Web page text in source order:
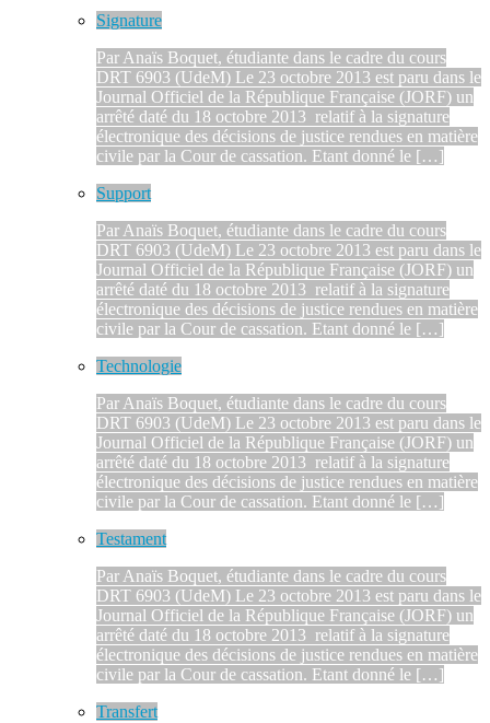
Signature
Par Anaïs Boquet, étudiante dans le cadre du cours
DRT 6903 (UdeM) Le 23 octobre 2013 est paru dans le
Journal Officiel de la République Française (JORF) un
arrêté daté du 18 octobre 2013 relatif à la signature
électronique des décisions de justice rendues en matière
civile par la Cour de cassation. Etant donné le […]
Support
Par Anaïs Boquet, étudiante dans le cadre du cours
DRT 6903 (UdeM) Le 23 octobre 2013 est paru dans le
Journal Officiel de la République Française (JORF) un
arrêté daté du 18 octobre 2013 relatif à la signature
électronique des décisions de justice rendues en matière
civile par la Cour de cassation. Etant donné le […]
Technologie
Par Anaïs Boquet, étudiante dans le cadre du cours
DRT 6903 (UdeM) Le 23 octobre 2013 est paru dans le
Journal Officiel de la République Française (JORF) un
arrêté daté du 18 octobre 2013 relatif à la signature
électronique des décisions de justice rendues en matière
civile par la Cour de cassation. Etant donné le […]
Testament
Par Anaïs Boquet, étudiante dans le cadre du cours
DRT 6903 (UdeM) Le 23 octobre 2013 est paru dans le
Journal Officiel de la République Française (JORF) un
arrêté daté du 18 octobre 2013 relatif à la signature
électronique des décisions de justice rendues en matière
civile par la Cour de cassation. Etant donné le […]
Transfert